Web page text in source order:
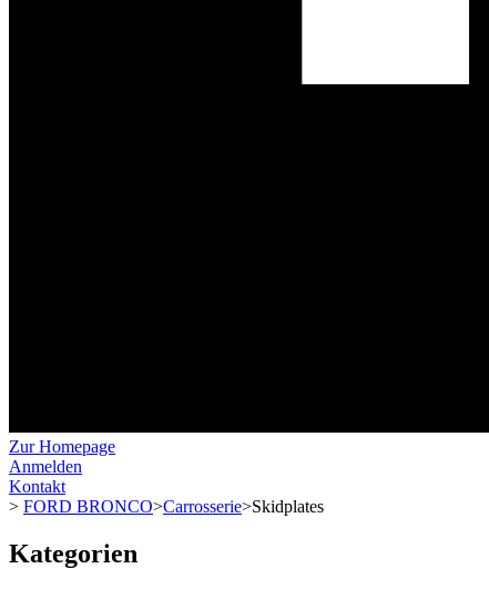
Zur Homepage
Anmelden
Kontakt
> FORD BRONCO>Carrosserie>Skidplates
Kategorien